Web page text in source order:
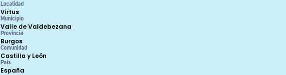
Localidad
Virtus
Municipio
Valle de Valdebezana
Provincia
Burgos
Comunidad
Castilla y León
País
España